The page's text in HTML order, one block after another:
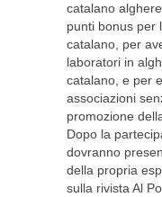
catalano
punti bonus per
catalano, per
laboratori in
catalano, e per
associazioni
promozione
Dopo la
dovranno
della propria
sulla rivista Al